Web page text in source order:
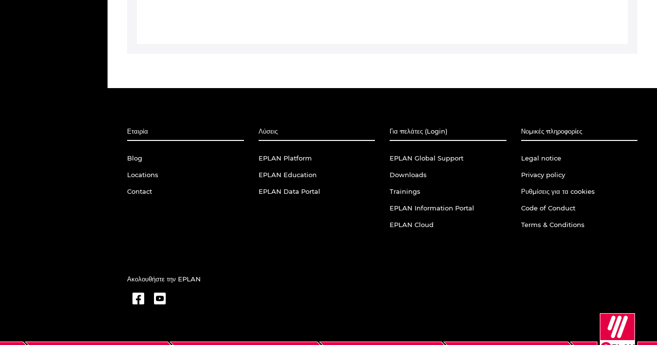
Εταιρία
Blog
Locations
Contact
Λύσεις
EPLAN Platform
EPLAN Education
EPLAN Data Portal
Για πελάτες (Login)
EPLAN Global Support
Downloads
Trainings
EPLAN Information Portal
EPLAN Cloud
Νομικές πληροφορίες
Legal notice
Privacy policy
Ρυθμίσεις για τα cookies
Code of Conduct
Terms & Conditions
Ακολουθήστε την EPLAN